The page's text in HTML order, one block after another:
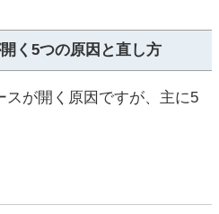
く5つの原因と直し方
スが開く原因ですが、主に5